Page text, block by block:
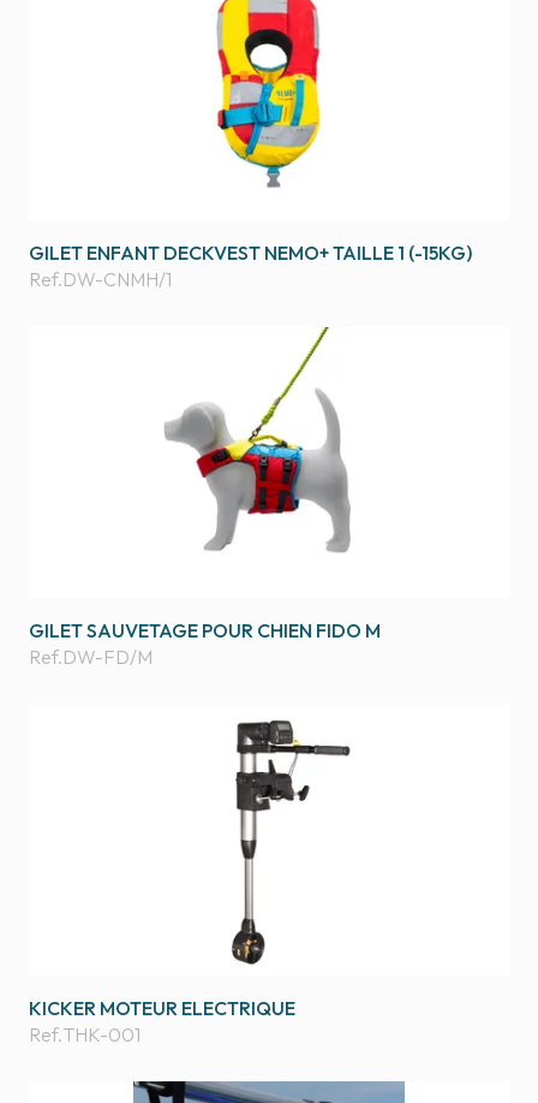
GILET ENFANT DECKVEST NEMO+ TAILLE 1 (-15KG)
Ref.DW-CNMH/1
GILET SAUVETAGE POUR CHIEN FIDO M
Ref.DW-FD/M
KICKER MOTEUR ELECTRIQUE
Ref.THK-001